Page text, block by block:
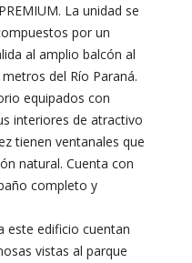
La unidad se
por un
al amplio balcón al
del Río Paraná.
equipados con
interiores de atractivo
tienen ventanales que
natural. Cuenta con
completo y
este edificio cuentan
vistas al parque